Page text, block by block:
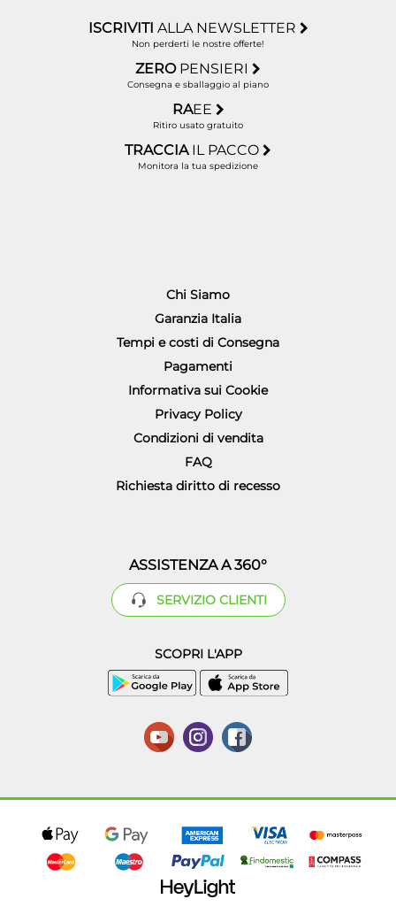
ISCRIVITI ALLA NEWSLETTER
Non perderti le nostre offerte!
ZERO PENSIERI
Consegna e sballaggio al piano
RAEE
Ritiro usato gratuito
TRACCIA IL PACCO
Monitora la tua spedizione
Chi Siamo
Garanzia Italia
Tempi e costi di Consegna
Pagamenti
Informativa sui Cookie
Privacy Policy
Condizioni di vendita
FAQ
Richiesta diritto di recesso
ASSISTENZA A 360°
SERVIZIO CLIENTI
SCOPRI L'APP